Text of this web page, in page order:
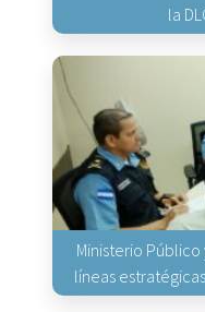
la
Ministerio
líneas